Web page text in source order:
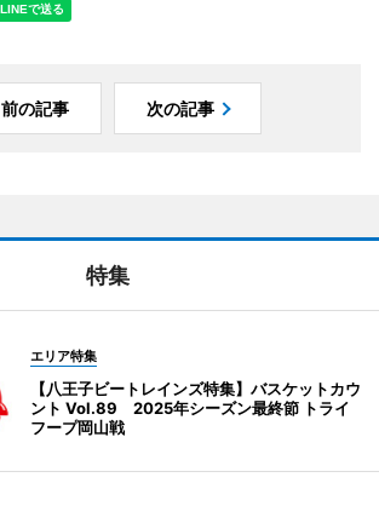
前の記事 次の記事
特集
エリア特集
【八王子ビートレインズ特集】バスケットカウ
ント Vol.89 2025年シーズン最終節 トライ
フープ岡山戦